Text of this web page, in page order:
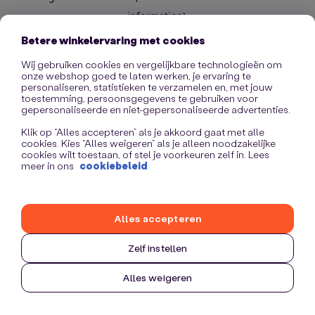
information).
Betere winkelervaring met cookies
Wij gebruiken cookies en vergelijkbare technologieën om
onze webshop goed te laten werken, je ervaring te
personaliseren, statistieken te verzamelen en, met jouw
toestemming, persoonsgegevens te gebruiken voor
gepersonaliseerde en niet-gepersonaliseerde advertenties.
Klik op “Alles accepteren” als je akkoord gaat met alle
cookies. Kies “Alles weigeren” als je alleen noodzakelijke
cookies wilt toestaan, of stel je voorkeuren zelf in. Lees
meer in ons cookiebeleid
Zelf instellen
Alles weigeren
Alles accepteren